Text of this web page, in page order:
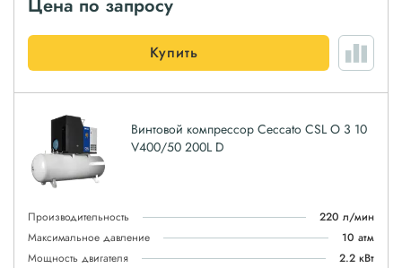
Цена по запросу
Купить
Винтовой компрессор Ceccato CSL O 3 10
V400/50 200L D
Производительность
220 л/мин
Максимальное давление
10 атм
Мощность двигателя
2.2 кВт